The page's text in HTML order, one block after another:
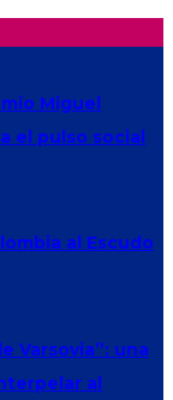
Miguel
el pulso social
al Escudo
Varsovia”: una
al